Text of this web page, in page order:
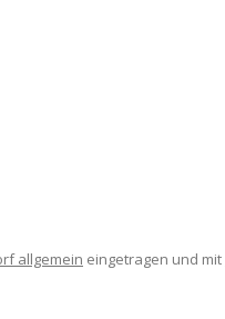
allgemein eingetragen und mit